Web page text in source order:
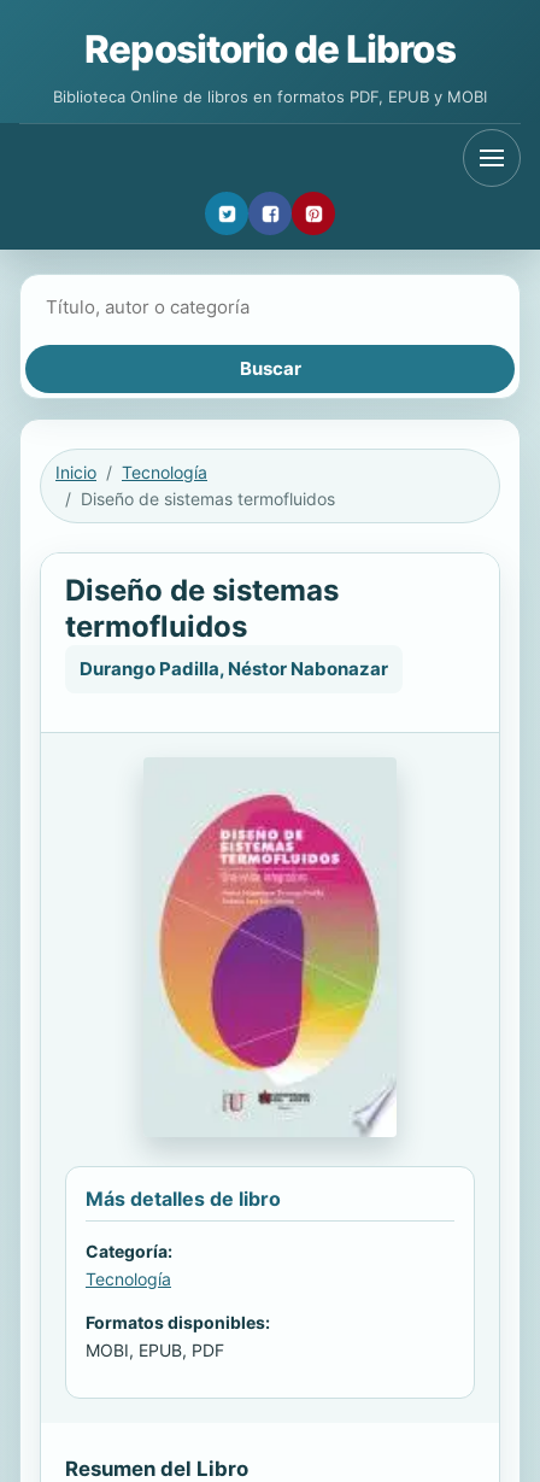
Repositorio de Libros
Biblioteca Online de libros en formatos PDF, EPUB y MOBI
Inicio
Tecnología
Diseño de sistemas termofluidos
Diseño de sistemas
termofluidos
Durango Padilla, Néstor Nabonazar
Más detalles de libro
Categoría:
Tecnología
Formatos disponibles:
MOBI, EPUB, PDF
Resumen del Libro